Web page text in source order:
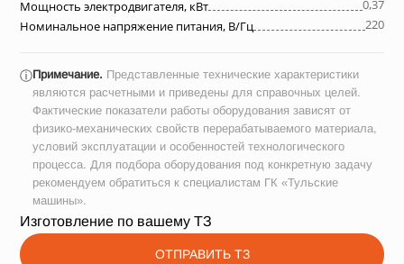
Мощность электродвигателя, кВт
0,37
Номинальное напряжение питания, В/Гц
220
ⓘПримечание. Представленные технические характеристики
являются расчетными и приведены для справочных целей.
Фактические показатели работы оборудования зависят от
физико-механических свойств перерабатываемого материала,
условий эксплуатации и особенностей технологического
процесса. Для подбора оборудования под конкретную задачу
рекомендуем обратиться к специалистам ГК «Тульские
машины».
Изготовление по вашему ТЗ
ОТПРАВИТЬ ТЗ